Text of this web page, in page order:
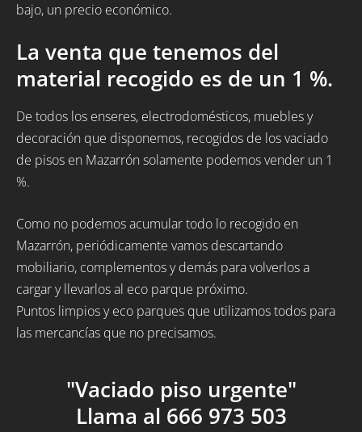
bajo, un precio económico.
La venta que tenemos del
material recogido es de un 1 %.
De todos los enseres, electrodomésticos, muebles y
decoración que disponemos, recogidos de los vaciado
de pisos en Mazarrón solamente podemos vender un 1
%.
Como no podemos acumular todo lo recogido en
Mazarrón, periódicamente vamos descartando
mobiliario, complementos y demás para volverlos a
cargar y llevarlos al eco parque próximo.
Puntos limpios y eco parques que utilizamos todos para
las mercancías que no precisamos.
"Vaciado piso urgente"
Llama al 666 973 503